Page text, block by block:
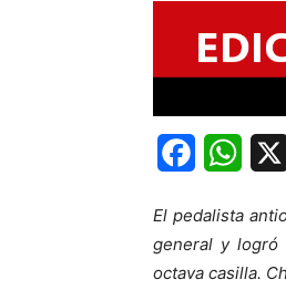
Facebook
El pedalista
general y logró
octava casilla.